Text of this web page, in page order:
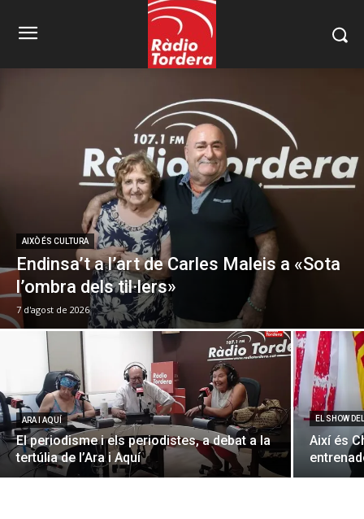
AIXÒ ÉS CULTURA
Endinsa’t a l’art de Carles Maleis a «Sota
l’ombra dels til·lers»
7 d'agost de 2026
ARA I AQUÍ
El periodisme i els periodistes, a debat a la
tertúlia de l’Ara i Aquí
EL SHOW
Així és